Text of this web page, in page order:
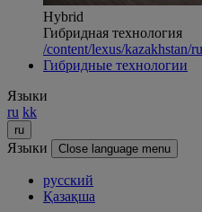
Hybrid
Гибридная технология
/content/lexus/kazakhstan/
Гибридные технологии
Языки
ru kk
ru
Языки Close language menu
русский
Қазақша